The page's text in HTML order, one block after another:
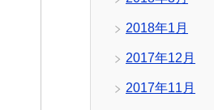
2018年1月
2017年12月
2017年11月